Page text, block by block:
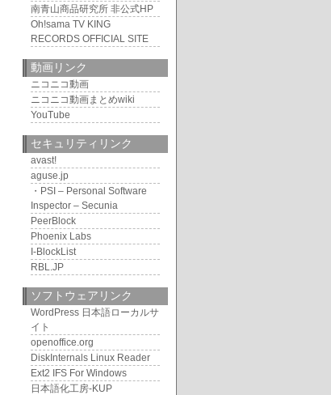
南青山商品研究所 非公式HP
Oh!sama TV KING
RECORDS OFFICIAL SITE
動画リンク
ニコニコ動画
ニコニコ動画まとめwiki
YouTube
セキュリティリンク
avast!
aguse.jp
・PSI – Personal Software
Inspector – Secunia
PeerBlock
Phoenix Labs
I-BlockList
RBL.JP
ソフトウェアリンク
WordPress 日本語ローカルサ
イト
openoffice.org
DiskInternals Linux Reader
Ext2 IFS For Windows
日本語化工房-KUP